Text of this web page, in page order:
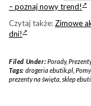
– poznaj nowy trend!
Czytaj także: Zimowe
dni!
Filed Under:Porady,
Tags: drogeria ebutik.pl,
prezenty na święta sklep